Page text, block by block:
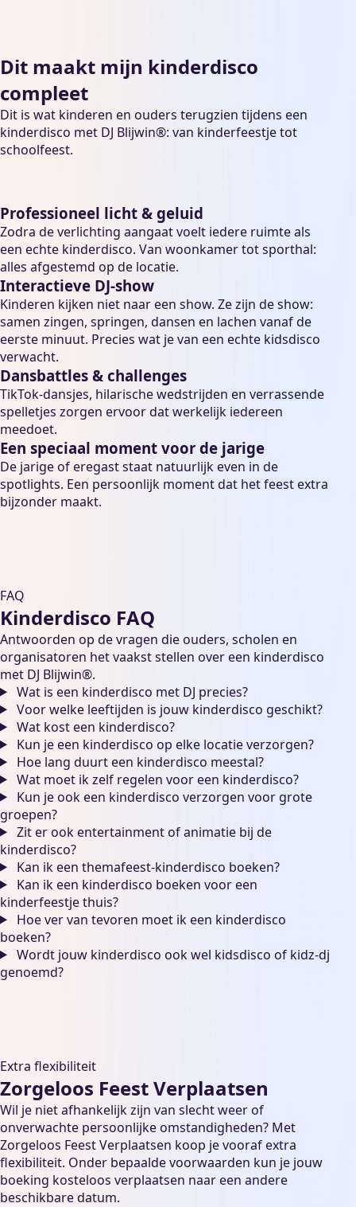
Dit maakt mijn kinderdisco
compleet
Dit is wat kinderen en ouders terugzien tijdens een
kinderdisco met DJ Blijwin®: van kinderfeestjetot
schoolfeest.
Professioneel licht & geluid
Zodra de verlichting aangaat voelt iedere ruimte als
een echte kinderdisco. Van woonkamer tot sporthal:
alles afgestemd op de locatie.
Interactieve DJ-show
Kinderen kijken niet naar een show. Ze zijn de show:
samen zingen, springen, dansen en lachen vanaf de
eerste minuut. Precies wat je van een echte kidsdisco
verwacht.
Dansbattles & challenges
TikTok-dansjes, hilarische wedstrijden en verrassende
spelletjes zorgen ervoor dat werkelijk iedereen
meedoet.
Een speciaal moment voor de jarige
De jarige of eregast staat natuurlijk even in de
spotlights. Een persoonlijk moment dat het feest extra
bijzonder maakt.
FAQ
Kinderdisco FAQ
Antwoorden op de vragen die ouders, scholen en
organisatoren het vaakst stellen over een kinderdisco
met DJ Blijwin®.
Wat is een kinderdisco met DJ precies?
Voor welke leeftijden is jouw kinderdisco geschikt?
Wat kost een kinderdisco?
Kun je een kinderdisco op elke locatie verzorgen?
Hoe lang duurt een kinderdisco meestal?
Wat moet ik zelf regelen voor een kinderdisco?
Kun je ook een kinderdisco verzorgen voor grote
groepen?
Zit er ook entertainment of animatie bij de
kinderdisco?
Kan ik een themafeest-kinderdisco boeken?
Kan ik een kinderdisco boeken voor een
kinderfeestje thuis?
Hoe ver van tevoren moet ik een kinderdisco
boeken?
Wordt jouw kinderdisco ook wel kidsdisco of kidz-dj
genoemd?
Extra flexibiliteit
Zorgeloos Feest Verplaatsen
Wil je niet afhankelijk zijn van slecht weer of
onverwachte persoonlijke omstandigheden? Met
Zorgeloos Feest Verplaatsen koop je vooraf extra
flexibiliteit. Onder bepaalde voorwaarden kun je jouw
boeking kosteloos verplaatsen naar een andere
beschikbare datum.